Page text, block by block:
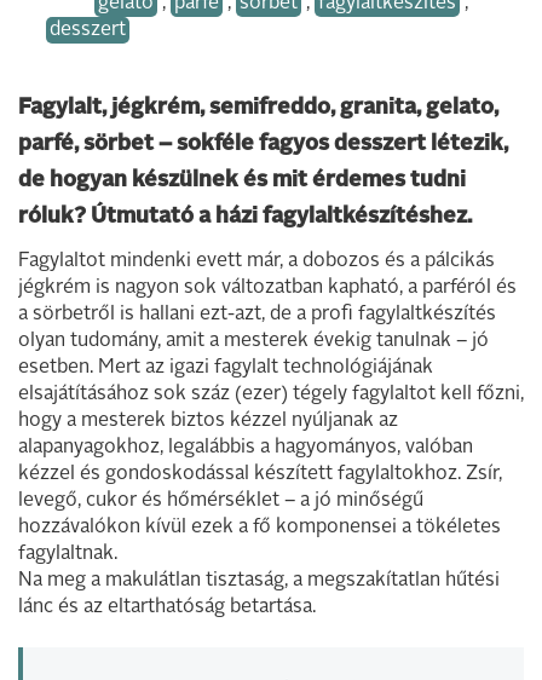
desszert
Fagylalt, jégkrém, semifreddo, granita, gelato,
parfé, sörbet – sokféle fagyos desszert létezik,
de hogyan készülnek és mit érdemes tudni
róluk? Útmutató a házi fagylaltkészítéshez.
Fagylaltot mindenki evett már, a dobozos és a pálcikás
jégkrém is nagyon sok változatban kapható, a parféról és
a sörbetről is hallani ezt-azt, de a profi fagylaltkészítés
olyan tudomány, amit a mesterek évekig tanulnak – jó
esetben. Mert az igazi fagylalt technológiájának
elsajátításához sok száz (ezer) tégely fagylaltot kell főzni,
hogy a mesterek biztos kézzel nyúljanak az
alapanyagokhoz, legalábbis a hagyományos, valóban
kézzel és gondoskodással készített fagylaltokhoz. Zsír,
levegő, cukor és hőmérséklet – a jó minőségű
hozzávalókon kívül ezek a fő komponensei a tökéletes
fagylaltnak.
Na meg a makulátlan tisztaság, a megszakítatlan hűtési
lánc és az eltarthatóság betartása.